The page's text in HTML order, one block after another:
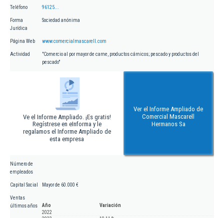
Teléfono 96125...
Forma
Jurídica
Sociedad anónima
Página Web www.comercialmascarell.com
Actividad
"Comercio al por mayor de carne, productos cárnicos; pescado y productos del
pescado"
Ve el Informe Ampliado. ¡Es gratis!
Regístrese en eInforma y le
regalamos el Informe Ampliado de
esta empresa
Ver el Informe Ampliado de
Comercial Mascarell
Hermanos Sa
Número de
empleados
Capital Social Mayor de 60.000 €
Ventas
últimos años
Año
Variación
2022